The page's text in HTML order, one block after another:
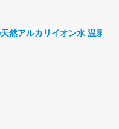
然アルカリイオン水 温泉水